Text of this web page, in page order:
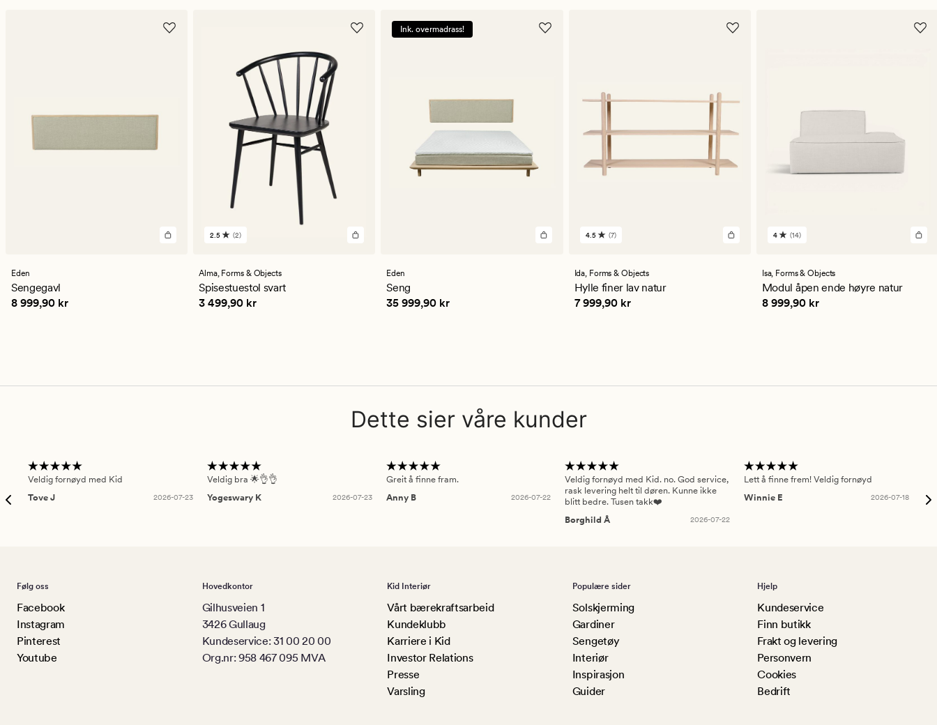
Eden
Sengegavl
Pris 8 999,90 kr
8 999,90 kr
2
en
gjennomsnittlig
vurdering
på
2.5 (2)
Alma, Forms & Objects
Spisestuestol svart
Pris 3 499,90 kr
3 499,90 kr
Ink. overmadrass!
Eden
Seng
Pris 35 999,90 kr
35 999,90 kr
7
en
gjennomsnittlig
vurdering
på
4.5 (7)
Ida, Forms & Objects
Hylle finer lav natur
Pris 7 999,90 kr
7 999,90 kr
14
en
gjennomsnittlig
vurdering
på
4 (14)
Isa, Forms & Objects
Modul åpen ende høyre natur
Pris 8 999,90 kr
8 999,90 kr
Dette sier våre kunder
Veldig fornøyd med Kid
Tove J
2026-07-23
Veldig bra 🌟👌👌
Yogeswary K
2026-07-23
Greit å finne fram.
Anny B
2026-07-22
Veldig fornøyd med Kid. no. God service,
rask levering helt til døren. Kunne ikke
blitt bedre. Tusen takk❤️
Borghild Å
2026-07-22
Lett å finne frem! Veldig fornøyd
Winnie E
2026-07-18
Følg oss
Facebook
Instagram
Pinterest
Youtube
Hovedkontor
Gilhusveien 1
3426 Gullaug
Kundeservice: 31 00 20 00
Org.nr: 958 467 095 MVA
Kid Interiør
Vårt bærekraftsarbeid
Kundeklubb
Karriere i Kid
Investor Relations
Presse
Varsling
Populære sider
Solskjerming
Gardiner
Sengetøy
Interiør
Inspirasjon
Guider
Hjelp
Kundeservice
Finn butikk
Frakt og levering
Personvern
Cookies
Bedrift